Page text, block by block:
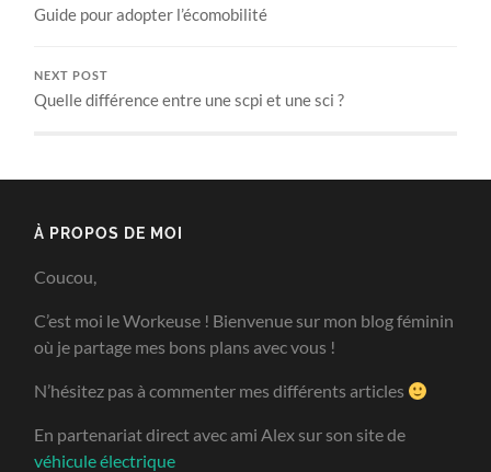
Guide pour adopter l’écomobilité
NEXT POST
Quelle différence entre une scpi et une sci ?
À PROPOS DE MOI
Coucou,
C’est moi le Workeuse ! Bienvenue sur mon blog féminin
où je partage mes bons plans avec vous !
N’hésitez pas à commenter mes différents articles
En partenariat direct avec ami Alex sur son site de
véhicule électrique